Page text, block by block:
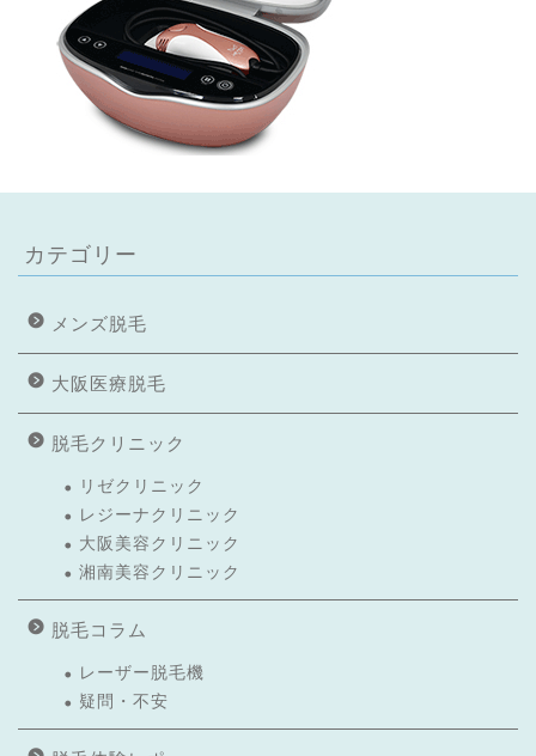
カテゴリー
メンズ脱毛
大阪医療脱毛
脱毛クリニック
リゼクリニック
レジーナクリニック
大阪美容クリニック
湘南美容クリニック
脱毛コラム
レーザー脱毛機
疑問・不安